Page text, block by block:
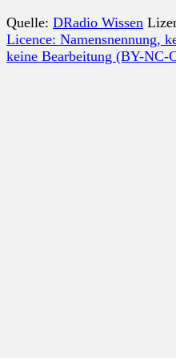
Quelle: DRadio Wissen
Licence: Namensnennung,
keine Bearbeitung (BY-NC-